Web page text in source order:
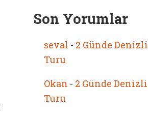
Son Yorumlar
seval - 2 Günde Denizli
Turu
Okan - 2 Günde Denizli
Turu